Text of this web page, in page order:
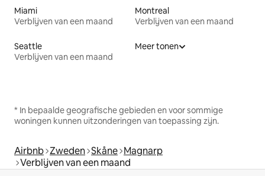
Miami
Verblijven van een maand
Montreal
Verblijven van een maand
Seattle
Verblijven van een maand
Meer tonen
* In bepaalde geografische gebieden en voor sommige
woningen kunnen uitzonderingen van toepassing zijn.
Airbnb Zweden Skåne Magnarp
Verblijven van een maand